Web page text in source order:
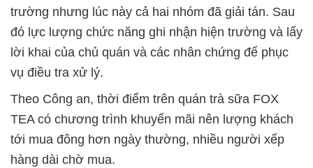
trường nhưng lúc này cả hai nhóm đã giải tán. Sau
đó lực lượng chức năng ghi nhận hiện trường và lấy
lời khai của chủ quán và các nhân chứng để phục
vụ điều tra xử lý.
Theo Công an, thời điểm trên quán trà sữa FOX
TEA có chương trình khuyến mãi nên lượng khách
tới mua đông hơn ngày thường, nhiều người xếp
hàng dài chờ mua.